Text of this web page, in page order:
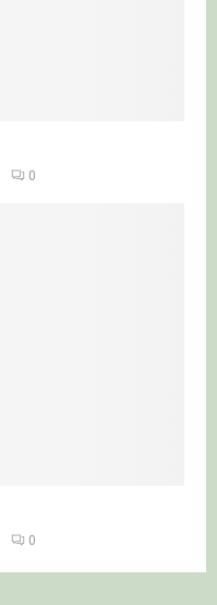
0
0